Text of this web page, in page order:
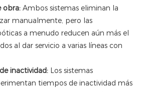
obra: Ambos sistemas eliminan la
manualmente, pero las
a menudo reducen aún más el
al dar servicio a varias líneas con
inactividad: Los sistemas
tiempos de inactividad más